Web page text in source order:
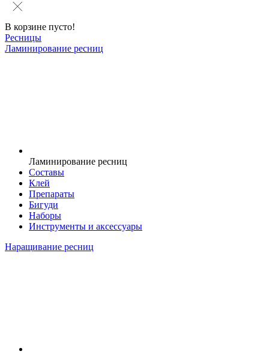
В корзине пусто!
Ресницы
Ламинирование ресниц
Ламинирование ресниц
Составы
Клей
Препараты
Бигуди
Наборы
Инструменты и аксессуары
Наращивание ресниц